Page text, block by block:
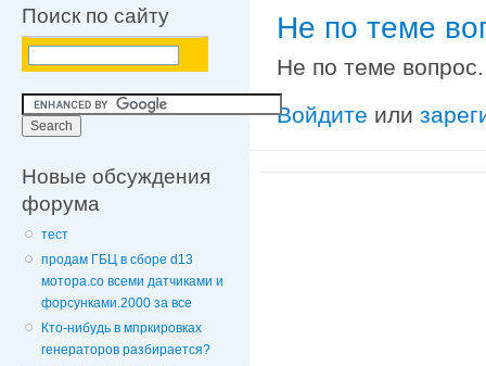
Поиск по сайту
Новые обсуждения
форума
тест
продам ГБЦ в сборе d13
мотора.со всеми датчиками и
форсунками.2000 за все
Кто-нибудь в мпркировках
генераторов разбирается?
Не по теме
Не по теме
Войдите или